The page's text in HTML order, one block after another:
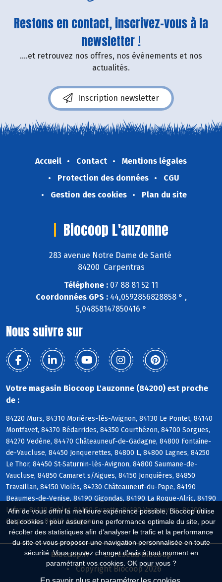
Afin de vous offrir la meilleure expérience possible, Biocoop utilise
des cookies : pour assurer une performance optimale du site, pour
récolter des statistiques afin d'analyser le trafic et la performance
du site et vous proposer une navigation personnalisée en toute
sécurité. Vous pouvez changer d'avis à tout moment en
paramétrant vos cookies. OK pour vous ?
Restons en contact, inscrivez-vous à la
newsletter !
....et retrouvez nos offres, nos événements et nos
actualités.
Inscription newsletter
Accueil Contact
Mentions légales
Protection des données
CGU
Gestion des cookies
Plan du site
Biocoop L'auzonne
283 avenue Notre Dame de Santé
84200 Carpentras
Téléphone : 07 88 81 52 11
Coordonnées GPS :44,0592856828858 ° ,
5,04858147850416 °
Nous suivre sur
Votre magasin Biocoop L'auzonne (84200) est proche
de :
84220 Murs, 84310 Morières-lès-Avignon, 84130 Le Pontet, 84140
Montfavet, 84370 Bédarrides, 84350 Courthézon, 84700 Sorgues,
84270 Vedène, 84470 Châteauneuf-de-Gadagne, 84800 Fontaine-
de-Vaucluse, 84450 Jonquerettes, 84800 L, 84800 Lagnes, 84250
Le Thor, 84450 St-Saturnin-lès-Avignon, 84800 Saumane-de-
Vaucluse, 84850 Camaret s/Aigues, 84150 Jonquières, 84850
Travaillan, 84150 Violès, 84230 Châteauneuf-du-Pape, 84190
Beaumes-de-Venise, 84190 Gigondas, 84190 La Roque-Alric, 84190
Lafare, 84110 Sablet, 84190 Suzette, 84190 Vacqueyras, 84200
Carpentras, 84810 Aubignan
Biocoop.fr
Le réseau Biocoop
Copyright Biocoop 2026